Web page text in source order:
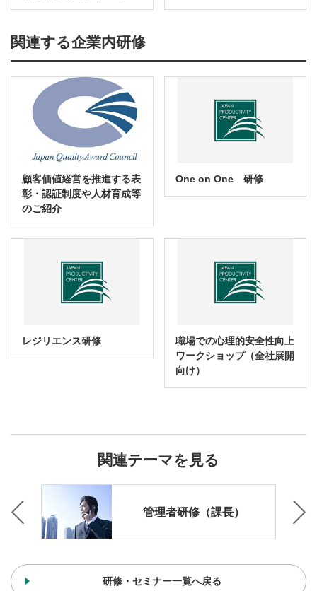
関連する企業内研修
顧客価値経営を推進する表
彰・認証制度や人材育成等
のご紹介
One on One 研修
レジリエンス研修
職場での心理的安全性向上
ワークショップ（全社展開
向け）
関連テーマを見る
グ 管理者研修（課長）
研修・セミナー一覧へ戻る